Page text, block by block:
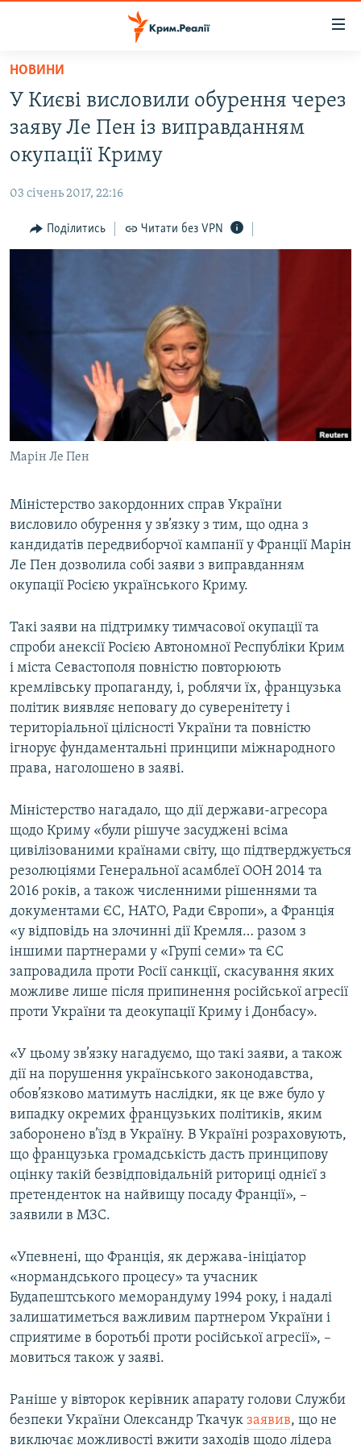
Перейти
основного
матеріалу
Перейти
до
основної
Перейти
до
ВІДЕО ТА ФОТО
БЛОГИ
ПОГЛЯД
СПЕЦПРОЕКТИ
ВІДЕОУРОКИ «ELIFBE»
СВІДЧЕННЯ ОКУПАЦІЇ
УКРАЇНСЬКА ПРОБЛЕМА КРИМУ
ІНФОГРАФІКА
ЯК ОБІЙТИ БЛОКУВАННЯ
Русский
Qırımtatar
ДОЛУЧАЙСЯ!
Усі сайти RFE/RL
НОВИНИ
У Києві висловили обурення через
заяву Ле Пен із виправданням
окупації Криму
03 січень 2017, 22:16
Поділитись Читати без VPN
Марін Ле Пен
Міністерство закордонних справ України
висловило обурення у зв’язку з тим, що одна з
кандидатів передвиборчої кампанії у Франції Марін
Ле Пен дозволила собі заяви з виправданням
окупації Росією українського Криму.
Такі заяви на підтримку тимчасової окупації та
спроби анексії Росією Автономної Республіки Крим
і міста Севастополя повністю повторюють
кремлівську пропаганду, і, роблячи їх, французька
політик виявляє неповагу до суверенітету і
територіальної цілісності України та повністю
ігнорує фундаментальні принципи міжнародного
права, наголошено в заяві.
Міністерство нагадало, що дії держави-агресора
щодо Криму «були рішуче засуджені всіма
цивілізованими країнами світу, що підтверджується
резолюціями Генеральної асамблеї ООН 2014 та
2016 років, а також численними рішеннями та
документами ЄС, НАТО, Ради Європи», а Франція
«у відповідь на злочинні дії Кремля… разом з
іншими партнерами у «Групі семи» та ЄС
запровадила проти Росії санкції, скасування яких
можливе лише після припинення російської агресії
проти України та деокупації Криму і Донбасу».
«У цьому зв’язку нагадуємо, що такі заяви, а також
дії на порушення українського законодавства,
обов’язково матимуть наслідки, як це вже було у
випадку окремих французьких політиків, яким
заборонено в’їзд в Україну. В Україні розраховують,
що французька громадськість дасть принципову
оцінку такій безвідповідальній риториці однієї з
претенденток на найвищу посаду Франції», –
заявили в МЗС.
«Упевнені, що Франція, як держава-ініціатор
«нормандського процесу» та учасник
Будапештського меморандуму 1994 року, і надалі
залишатиметься важливим партнером України і
сприятиме в боротьбі проти російської агресії», –
мовиться також у заяві.
Раніше у вівторок керівник апарату голови Служби
безпеки України Олександр Ткачук заявив, що не
виключає можливості вжити заходів щодо лідера